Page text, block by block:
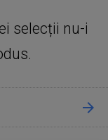
selecții nu-i